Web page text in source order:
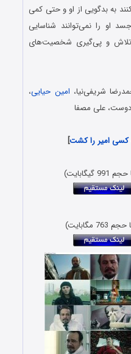
به بدگویی از او و حتی کمی
او را نمی‌توانند شناسایی
تلاش و پی‌گیری شخصیت‌های
شریفی‌نیا، امین حیایی،
علی مصفا
کسی امیر را کشت]